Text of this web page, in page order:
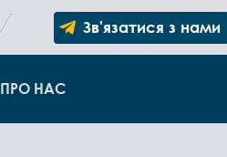
Зв'язатися з нами
ПРО НАС